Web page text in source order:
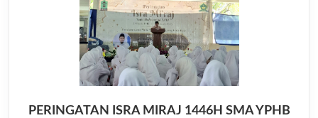
PERINGATAN ISRA MIRAJ 1446H SMA YPHB